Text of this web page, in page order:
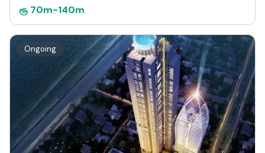
ரூ 70m-140m
Ongoing